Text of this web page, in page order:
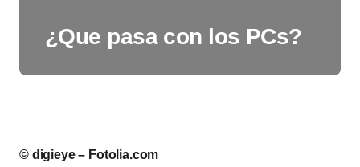
¿Que pasa con los PCs?
© digieye – Fotolia.com